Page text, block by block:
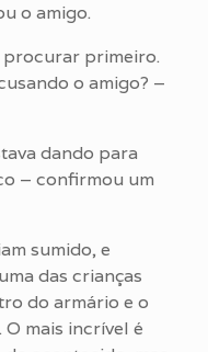
o amigo.
procurar primeiro.
o amigo? –
dando para
– confirmou um
sumido, e
das crianças
do armário e o
mais incrível é